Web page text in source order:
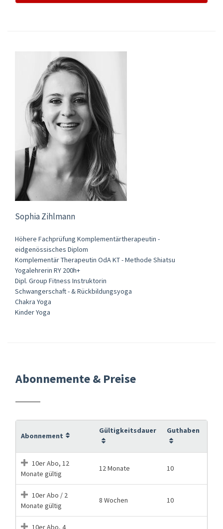
Sophia Zihlmann
Höhere Fachprüfung Komplementärtherapeutin -
eidgenössisches Diplom
Komplementär Therapeutin OdA KT - Methode Shiatsu
Yogalehrerin RY 200h+
Dipl. Group Fitness Instruktorin
Schwangerschaft - & Rückbildungsyoga
Chakra Yoga
Kinder Yoga
Abonnemente & Preise
Abonnement
Gültigkeitsdauer Guthaben
10er Abo, 12
Monate gültig
12 Monate 10
10er Abo / 2
Monate gültig
8 Wochen 10
10er Abo, 4